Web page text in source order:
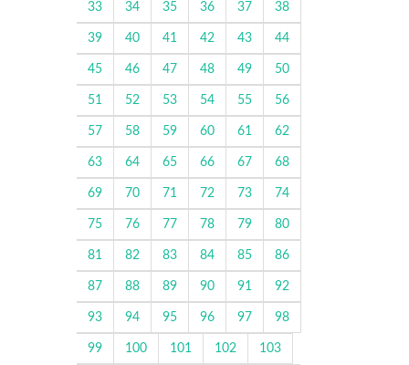
33 34 35 36 37 38
39 40 41 42 43 44
45 46 47 48 49 50
51 52 53 54 55 56
57 58 59 60 61 62
63 64 65 66 67 68
69 70 71 72 73 74
75 76 77 78 79 80
81 82 83 84 85 86
87 88 89 90 91 92
93 94 95 96 97 98
99 100 101 102 103